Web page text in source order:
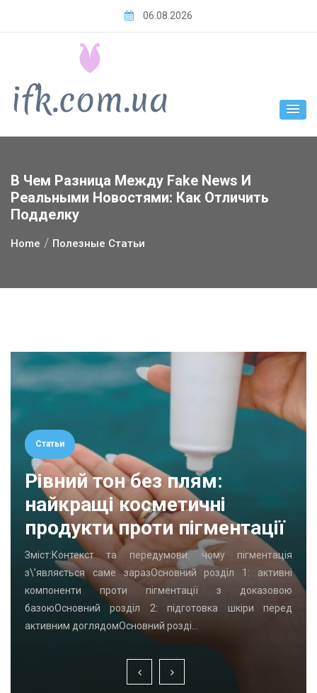
06.08.2026
В Чем Разница Между Fake News И
Реальными Новостями: Как Отличить
Подделку
Home Полезные Статьи
Статьи
Рівний тон без плям:
найкращі косметичні
продукти проти пігментації
Зміст:Контекст та передумови: чому пігментація
з\’являється саме заразОсновний розділ 1: активні
компоненти проти пігментації з доказовою
базоюОсновний розділ 2: підготовка шкіри перед
активним доглядомОсновний розді…